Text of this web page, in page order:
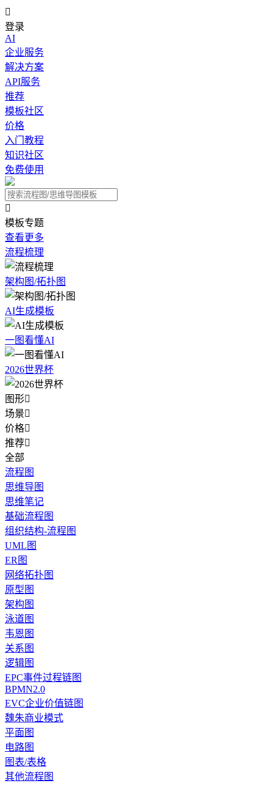

登录
AI
企业服务
解决方案
API服务
推荐
模板社区
价格
入门教程
知识社区
免费使用

模板专题
查看更多
流程梳理
架构图/拓扑图
AI生成模板
一图看懂AI
2026世界杯
图形
场景
价格
推荐
全部
流程图
思维导图
思维笔记
基础流程图
组织结构-流程图
UML图
ER图
网络拓扑图
原型图
架构图
泳道图
韦恩图
关系图
逻辑图
EPC事件过程链图
BPMN2.0
EVC企业价值链图
魏朱商业模式
平面图
电路图
图表/表格
其他流程图